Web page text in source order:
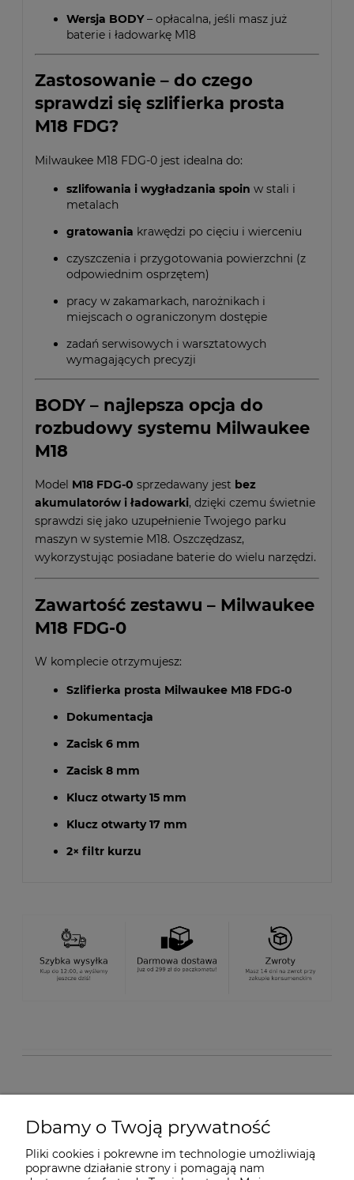
Wersja BODY– opłacalna, jeśli masz już
baterie i ładowarkę M18
Zastosowanie – do czego
sprawdzi się szlifierka prosta
M18 FDG?
Milwaukee M18 FDG-0 jest idealna do:
szlifowania i wygładzania spoin w stali i
metalach
gratowania krawędzi po cięciu i wierceniu
czyszczenia i przygotowania powierzchni (z
odpowiednim osprzętem)
pracy w zakamarkach, narożnikach i
miejscach o ograniczonym dostępie
zadań serwisowych i warsztatowych
wymagających precyzji
BODY – najlepsza opcja do
rozbudowy systemu Milwaukee
M18
Model M18 FDG-0 sprzedawany jest bez
akumulatorów i ładowarki, dzięki czemu świetnie
sprawdzi się jako uzupełnienie Twojego parku
maszyn w systemie M18. Oszczędzasz,
wykorzystując posiadane baterie do wielu narzędzi.
Zawartość zestawu – Milwaukee
M18 FDG-0
W komplecie otrzymujesz:
Szlifierka prosta Milwaukee M18 FDG-0
Dokumentacja
Zacisk 6 mm
Zacisk 8 mm
Klucz otwarty 15 mm
Klucz otwarty 17 mm
2× filtr kurzu
O nas
Dostawa i płatności
Dbamy o Twoją prywatność
Pliki cookies i pokrewne im technologie umożliwiają
poprawne działanie strony i pomagają nam